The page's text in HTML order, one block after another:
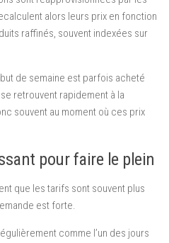
alors leurs prix en fonction
raffinés, souvent indexées sur
de semaine est parfois acheté
retrouvent rapidement à la
souvent au moment où ces prix
pour faire le plein
que les tarifs sont souvent plus
est forte.
comme l’un des jours